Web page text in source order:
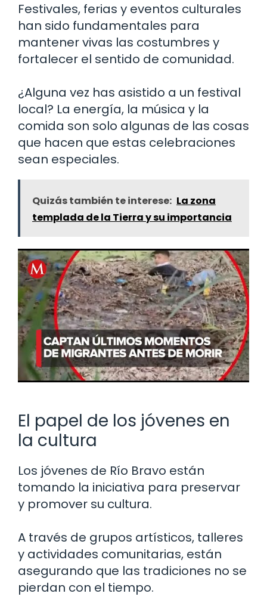
Festivales, ferias y eventos culturales
han sido fundamentales para
mantener vivas las costumbres y
fortalecer el sentido de comunidad.
¿Alguna vez has asistido a un festival
local? La energía, la música y la
comida son solo algunas de las cosas
que hacen que estas celebraciones
sean especiales.
Quizás también te interese: La zona
templada de la Tierra y su importancia
El papel de los jóvenes en
la cultura
Los jóvenes de Río Bravo están
tomando la iniciativa para preservar
y promover su cultura.
A través de grupos artísticos, talleres
y actividades comunitarias, están
asegurando que las tradiciones no se
pierdan con el tiempo.